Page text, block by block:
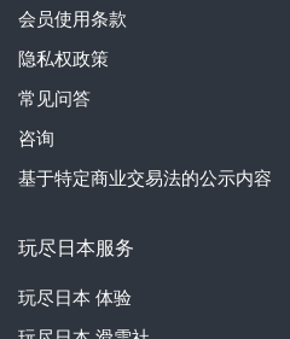
会员使用条款
隐私权政策
常见问答
咨询
基于特定商业交易法的公示内容
玩尽日本服务
玩尽日本 体验